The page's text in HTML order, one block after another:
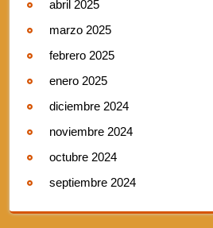
abril 2025
marzo 2025
febrero 2025
enero 2025
diciembre 2024
noviembre 2024
octubre 2024
septiembre 2024